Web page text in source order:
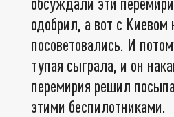
одобрил, а вот с Киевом
посоветовались. И
тупая сыграла, и он
перемирия решил
этими беспилотниками.